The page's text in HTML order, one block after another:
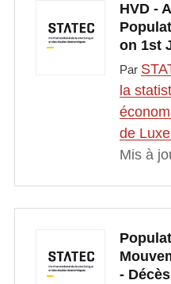
HVD -
on 1st
Par
la
de
Mis à
- Décès